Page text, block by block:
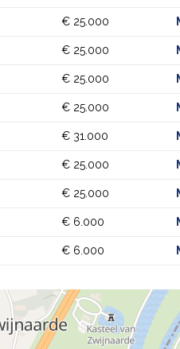
€ 25.000
€ 25.000
€ 25.000
€ 25.000
€ 31.000
€ 25.000
€ 25.000
€ 6.000
€ 6.000